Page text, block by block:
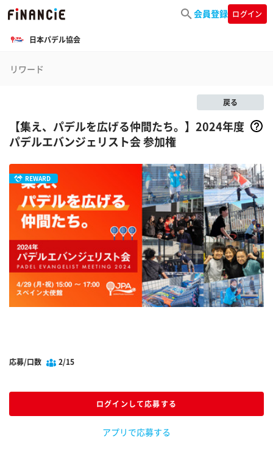
会員登録 ログイン
日本パデル協会
リワード
戻る
【集え、パデルを広げる仲間たち。】2024年度
パデルエバンジェリスト会 参加権
REWARD
ログインして応募する
アプリで応募する
応募/口数 2/15